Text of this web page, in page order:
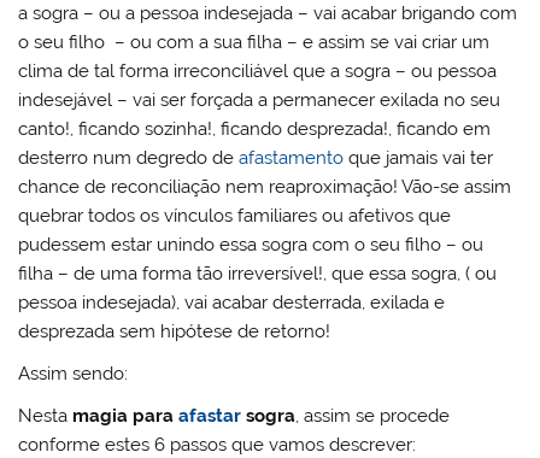
a sogra – ou a pessoa indesejada – vai acabar brigando com
o seu filho – ou com a sua filha – e assim se vai criar um
clima de tal forma irreconciliável que a sogra – ou pessoa
indesejável – vai ser forçada a permanecer exilada no seu
canto!, ficando sozinha!, ficando desprezada!, ficando em
desterro num degredo deafastamento que jamais vai ter
chance de reconciliação nem reaproximação! Vão-se assim
quebrar todos os vínculos familiares ou afetivos que
pudessem estar unindo essa sogra com o seu filho – ou
filha – de uma forma tão irreversível!, que essa sogra, ( ou
pessoa indesejada), vai acabar desterrada, exilada e
desprezada sem hipótese de retorno!
Assim sendo:
Nesta magia paraafastar sogra, assim se procede
conforme estes 6 passos que vamos descrever: